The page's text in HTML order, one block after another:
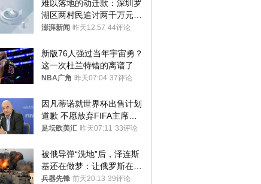
难以落地的动迁款：深圳罗
湖区两村民追讨两千万元动
迁款八年未果
澎湃新闻 昨天12:57 44评论
新版76人强过当年宇宙勇？
这一次杜兰特错的离谱了
NBA广角 昨天07:04 37评论
因凡蒂诺就世界杯出售计划
道歉 不愿放弃FIFA主席职
位
足坛欧美汇 昨天07:11 33评论
被俄导弹“洗地”后，泽连斯
基还在做梦：让俄罗斯在冬
季前求和？
兵器先锋 前天20:13 39评论